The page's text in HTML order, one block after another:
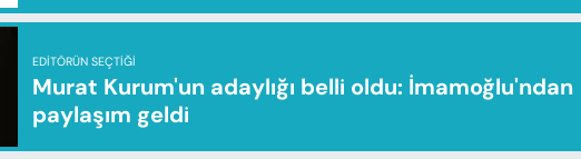
EDITÖRÜN SEÇTIĞI
Murat Kurum'un adaylığı belli oldu: İmamoğlu'ndan
paylaşım geldi